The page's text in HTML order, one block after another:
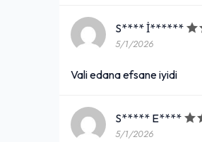
S**** İ******
5/1/2026
Vali edana efsane iyidi
S***** E****
5/1/2026